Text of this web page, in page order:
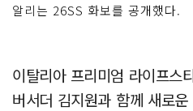
알리는 26SS 화보를 공개했다.
이탈리아 프리미엄 라이프스
버서더 김지원과 함께 새로